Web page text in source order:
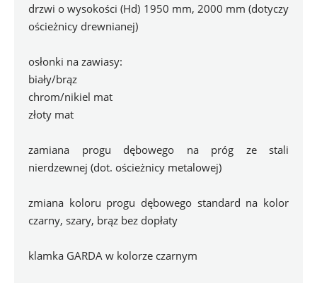
drzwi o wysokości (Hd) 1950 mm, 2000 mm (dotyczy
ościeżnicy drewnianej)
osłonki na zawiasy:
biały/brąz
chrom/nikiel mat
złoty mat
zamiana progu dębowego na próg ze stali
nierdzewnej (dot. ościeżnicy metalowej)
zmiana koloru progu dębowego standard na kolor
czarny, szary, brąz bez dopłaty
klamka GARDA w kolorze czarnym